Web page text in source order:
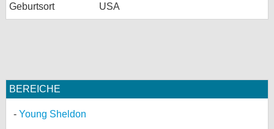
Geburtsort
USA
BEREICHE
Young Sheldon